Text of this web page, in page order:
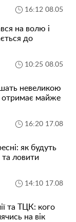
16:12 08.05
на волю і
до
10:25 08.05
невеликою
отримає майже
16:20 17.08
як будуть
та ловити
14:10 17.08
та ТЦК: кого
на вік